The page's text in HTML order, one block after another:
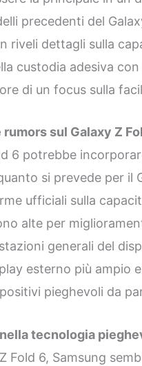
precedenti del
riveli dettagli sulla
custodia adesiva
di un focus sulla
sul Galaxy Z
6 potrebbe
si prevede per il
ufficiali sulla
alte per
generali del
esterno più ampio
pieghevoli da
tecnologia
Fold 6, Samsung